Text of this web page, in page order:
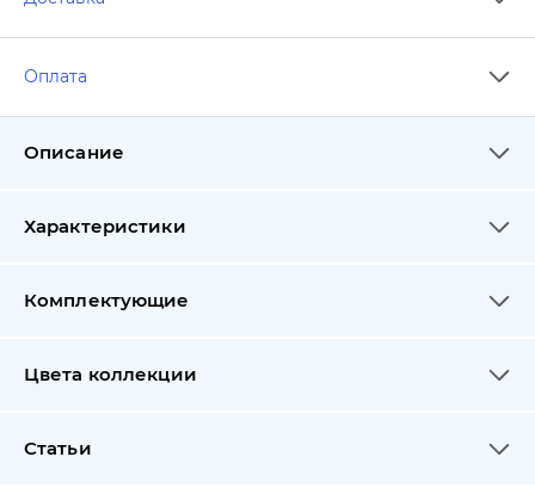
Оплата
Описание
Характеристики
Комплектующие
Цвета коллекции
Статьи